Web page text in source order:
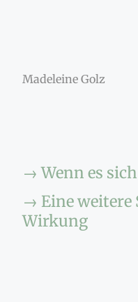
Madeleine Golz
→ Wenn es
→ Eine weitere
Wirkung​